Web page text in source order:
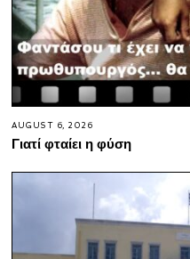
AUGUST 6, 2026
Γιατί φταίει η φύση